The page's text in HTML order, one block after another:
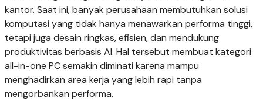
kantor. Saat ini, banyak perusahaan membutuhkan solusi
komputasi yang tidak hanya menawarkan performa tinggi,
tetapi juga desain ringkas, efisien, dan mendukung
produktivitas berbasis AI. Hal tersebut membuat kategori
all-in-one PC semakin diminati karena mampu
menghadirkan area kerja yang lebih rapi tanpa
mengorbankan performa.